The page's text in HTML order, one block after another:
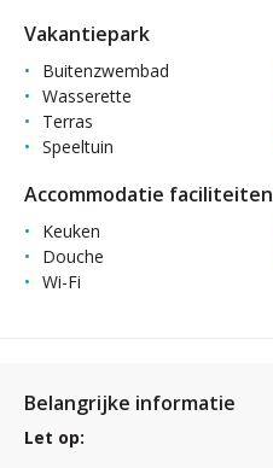
Vakantiepark
Buitenzwembad
Wasserette
Terras
Speeltuin
Accommodatie faciliteiten
Keuken
Douche
Wi-Fi
Belangrijke informatie
Let op: